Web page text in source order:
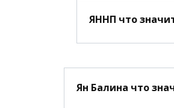
ЯННП что
Ян Балина что